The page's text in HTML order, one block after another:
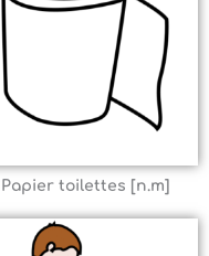
Papier toilettes [n.m]